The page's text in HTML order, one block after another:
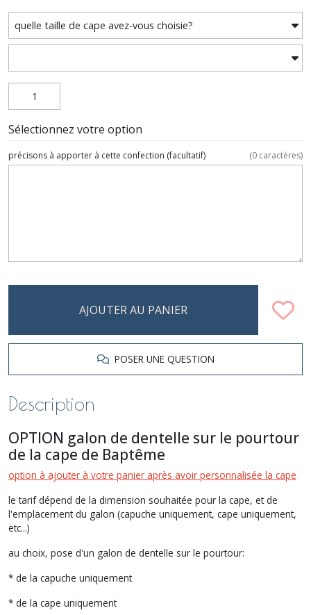
Sélectionnez votre option
précisons à apporter à cette confection (facultatif) (0 caractères)
AJOUTER AU PANIER
POSER UNE QUESTION
Description
OPTION galon de dentelle sur le pourtour
de la cape de Baptême
option à ajouter à votre panier après avoir personnalisée la cape
le tarif dépend de la dimension souhaitée pour la cape, et de
l'emplacement du galon (capuche uniquement, cape uniquement,
etc...)
au choix, pose d'un galon de dentelle sur le pourtour:
* de la capuche uniquement
* de la cape uniquement